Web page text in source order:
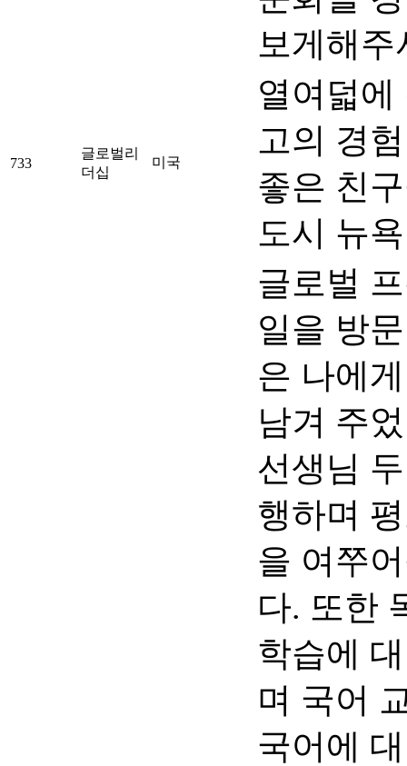
보게해주
733
글로벌리
더십
미국
열여덟에
고의 경
좋은 친
도시 뉴욕
글로벌
일을 방
은 나에
남겨 주
선생님
행하며
을 여쭈
다. 또한
학습에
며 국어
국어에